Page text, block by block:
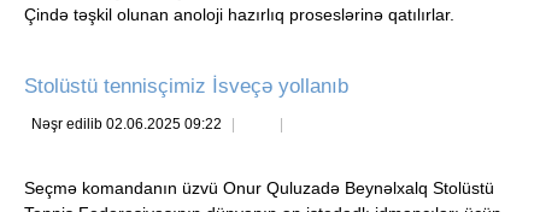
Çində təşkil olunan anoloji hazırlıq proseslərinə qatılırlar.
Stolüstü tennisçimiz İsveçə yollanıb
Nəşr edilib 02.06.2025 09:22
Seçmə komandanın üzvü Onur Quluzadə Beynəlxalq Stolüstü